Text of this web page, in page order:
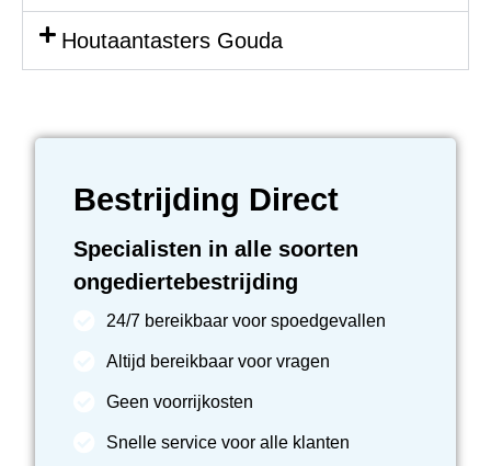
Houtaantasters Gouda
Bestrijding Direct
Specialisten in alle soorten
ongediertebestrijding
24/7 bereikbaar voor spoedgevallen
Altijd bereikbaar voor vragen
Geen voorrijkosten
Snelle service voor alle klanten